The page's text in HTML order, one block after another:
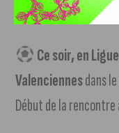
lien).
Ce soir, en
Valenciennesdans
Début de la rencontre